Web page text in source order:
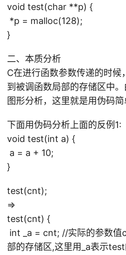
void test(char **p) {
*p = malloc(128);
}
二、本质分析
C在进行函数参数传递的时候
到被调函数局部的存储区中
图形分析，这里就是用伪码简
下面用伪码分析上面的反例1:
void test(int a) {
a = a + 10;
}
test(cnt);
=>
test(cnt) {
int _a = cnt; //实际的参数值
部的存储区,这里用_a表示